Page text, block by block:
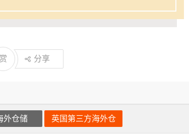
赏 分享
外仓储 英国第三方海外仓